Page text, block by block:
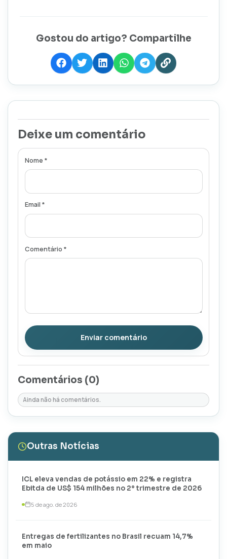
Gostou do artigo? Compartilhe
Deixe um comentário
Nome *
Email *
Comentário *
Enviar comentário
Comentários (0)
Ainda não há comentários.
Outras Notícias
ICL eleva vendas de potássio em 22% e registra
Ebitda de US$ 154 milhões no 2º trimestre de 2026
5 de ago. de 2026
Entregas de fertilizantes no Brasil recuam 14,7%
em maio